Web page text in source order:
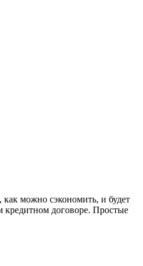
можно сэкономить, и будет
кредитном договоре. Простые